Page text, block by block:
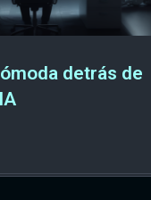
detrás de